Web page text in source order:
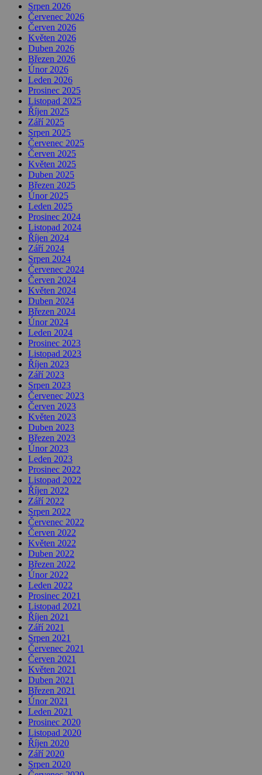
Srpen 2026
Červenec 2026
Červen 2026
Květen 2026
Duben 2026
Březen 2026
Únor 2026
Leden 2026
Prosinec 2025
Listopad 2025
Říjen 2025
Září 2025
Srpen 2025
Červenec 2025
Červen 2025
Květen 2025
Duben 2025
Březen 2025
Únor 2025
Leden 2025
Prosinec 2024
Listopad 2024
Říjen 2024
Září 2024
Srpen 2024
Červenec 2024
Červen 2024
Květen 2024
Duben 2024
Březen 2024
Únor 2024
Leden 2024
Prosinec 2023
Listopad 2023
Říjen 2023
Září 2023
Srpen 2023
Červenec 2023
Červen 2023
Květen 2023
Duben 2023
Březen 2023
Únor 2023
Leden 2023
Prosinec 2022
Listopad 2022
Říjen 2022
Září 2022
Srpen 2022
Červenec 2022
Červen 2022
Květen 2022
Duben 2022
Březen 2022
Únor 2022
Leden 2022
Prosinec 2021
Listopad 2021
Říjen 2021
Září 2021
Srpen 2021
Červenec 2021
Červen 2021
Květen 2021
Duben 2021
Březen 2021
Únor 2021
Leden 2021
Prosinec 2020
Listopad 2020
Říjen 2020
Září 2020
Srpen 2020